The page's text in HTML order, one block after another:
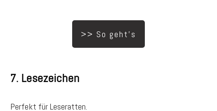
>> So geht's
7. Lesezeichen
Perfekt für Leseratten.